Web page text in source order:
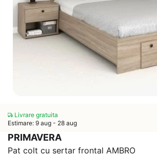
Livrare gratuita
Estimare: 9 aug - 28 aug
PRIMAVERA
Pat colt cu sertar frontal AMBRO